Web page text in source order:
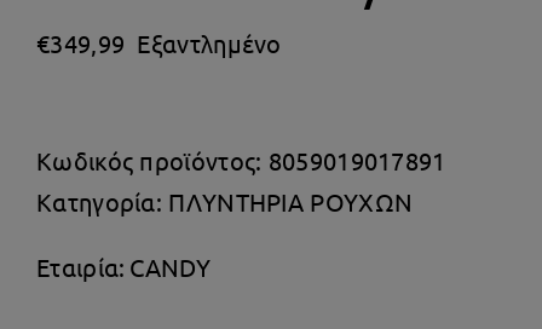
€349,99 Εξαντλημένο
Κωδικός προϊόντος: 8059019017891
Κατηγορία: ΠΛΥΝΤΗΡΙΑ ΡΟΥΧΩΝ
Εταιρία: CANDY